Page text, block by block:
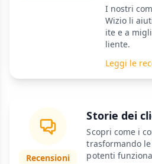
I nostri
Wizio li
ite e a
liente.
Leggi le
Recensioni
Storie dei
Scopri come i
trasformando
potenti